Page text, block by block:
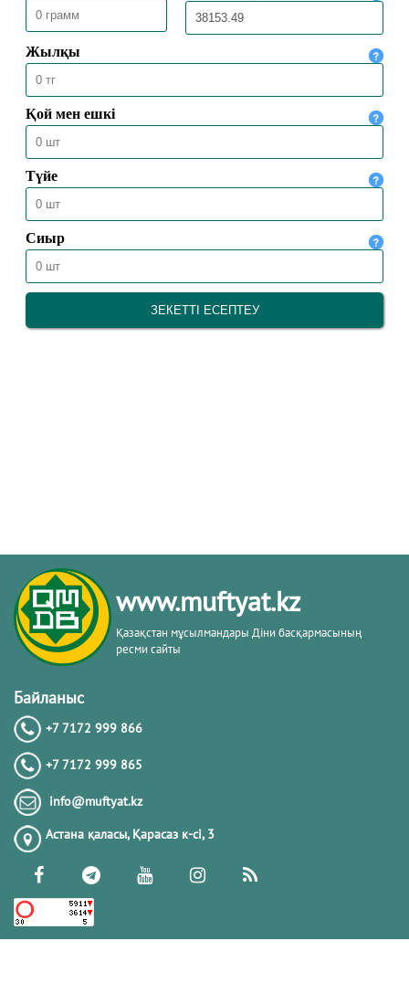
23.07.2026
www.muftyat.kz
Қазақстан мұсылмандары Діни басқармасының
ресми сайты
Байланыс
+7 7172 999 866
+7 7172 999 865
info@muftyat.kz
Астана қаласы, Қарасаз к-сi, 3